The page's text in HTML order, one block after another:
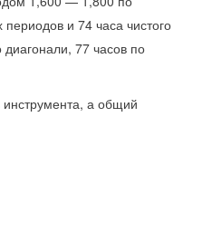
и 74 часа чистого
77 часов по
инструмента, а общий